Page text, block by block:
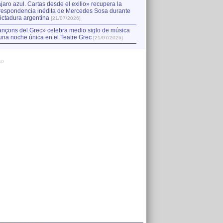
azul. Cartas desde el exilio» recupera la
inédita de Mercedes Sosa durante
argentina [21/07/2026]
del Grec» celebra medio siglo de música
noche única en el Teatre Grec [21/07/2026]